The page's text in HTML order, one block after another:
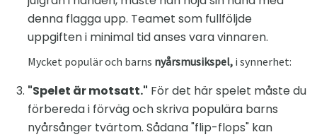
denna flagga upp. Teamet som fullföljde
uppgiften i minimal tid anses vara vinnaren.
Mycket populär och barns nyårsmusikspel, i synnerhet:
"Spelet är motsatt." För det här spelet måste du
förbereda i förväg och skriva populära barns
nyårsånger tvärtom. Sådana "flip-flops" kan